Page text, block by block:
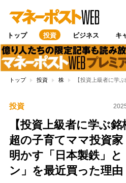
トップ 投資 ビジネス キ
トップ 投資 株 【投資上級者に学
投資
【投資上級者に学ぶ
超の子育てママ投資
明かす「日本製鉄」
ン」を最近買った理由